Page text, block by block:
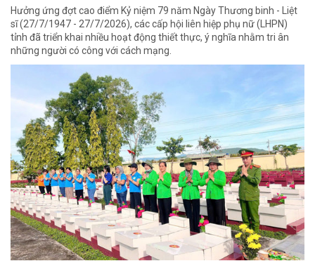
Hưởng ứng đợt cao điểm Kỷ niệm 79 năm Ngày Thương binh - Liệt
sĩ (27/7/1947 - 27/7/2026), các cấp hội liên hiệp phụ nữ (LHPN)
tỉnh đã triển khai nhiều hoạt động thiết thực, ý nghĩa nhằm tri ân
những người có công với cách mạng.